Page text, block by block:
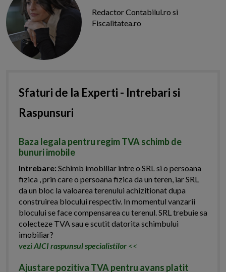
Redactor Contabilul.ro si
Fiscalitatea.ro
Sfaturi de la Experti - Intrebari si
Raspunsuri
Baza legala pentru regim TVA schimb de
bunuri imobile
Intrebare:Schimb imobiliar intre o SRL si o persoana
fizica , prin care o persoana fizica da un teren, iar SRL
da un bloc la valoarea terenului achizitionat dupa
construirea blocului respectiv. In momentul vanzarii
blocului se face compensarea cu terenul. SRL trebuie sa
colecteze TVA sau e scutit datorita schimbului
imobiliar?
vezi AICI raspunsul specialistilor <<
Ajustare pozitiva TVA pentru avans platit